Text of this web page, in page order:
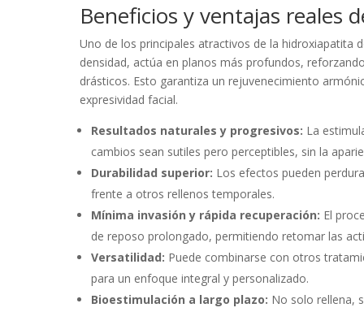
Beneficios y ventajas reales
Uno de los principales atractivos de la hidroxiapatita
densidad, actúa en planos más profundos,
drásticos. Esto garantiza un rejuvenecimiento
expresividad facial.
Resultados naturales y progresivos: La
cambios sean sutiles pero perceptibles, sin la
Durabilidad superior: Los efectos pueden
frente a otros rellenos temporales.
Mínima invasión y rápida recuperación: El
de reposo prolongado, permitiendo retomar las
Versatilidad: Puede combinarse con otros
para un enfoque integral y personalizado.
Bioestimulación a largo plazo: No solo rellena,